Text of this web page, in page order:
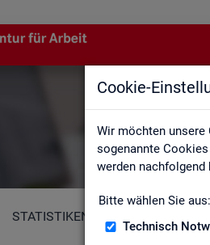
Cookie-
Wir möchten unsere
sogenannte
werden
Bitte wählen Sie aus:
Technisch
STATISTIKEN